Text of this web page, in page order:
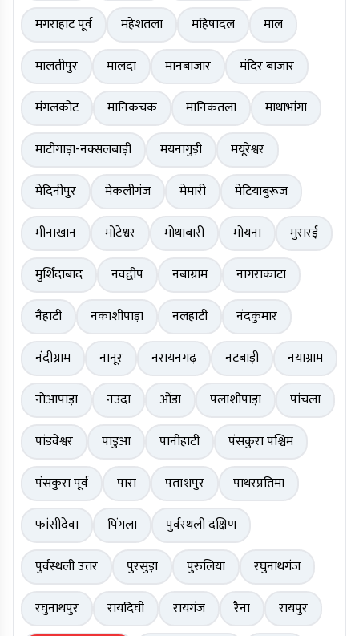
मगराहाट पूर्व महेशतला महिषादल
माल
मालतीपुर
मालदा मानबाजार
मंदिर बाजार
मंगलकोट
मानिकचक मानिकतला
माथाभांगा
माटीगाड़ा-नक्सलबाड़ी
मयनागुड़ी
मयूरेश्वर
मेदिनीपुर
मेकलीगंज मेमारी
मेटियाबुरूज
मीनाखान
मोंटेश्वर मोथाबारी मोयना
मुरारई
मुर्शिदाबाद
नवद्वीप नबाग्राम
नागराकाटा
नैहाटी
नकाशीपाड़ा नलहाटी
नंदकुमार
नंदीग्राम
नानूर नरायनगढ़ नटबाड़ी
नयाग्राम
नोआपाड़ा
नउदा ओंडा पलाशीपाड़ा
पांचला
पांडवेश्वर
पांडुआ पानीहाटी
पंसकुरा पश्चिम
पंसकुरा पूर्व
पारा पताशपुर
पाथरप्रतिमा
फांसीदेवा
पिंगला
पुर्वस्थली दक्षिण
पुर्वस्थली उत्तर
पुरसुड़ा पुरुलिया
रघुनाथगंज
रघुनाथपुर
रायदिघी रायगंज रैना
रायपुर